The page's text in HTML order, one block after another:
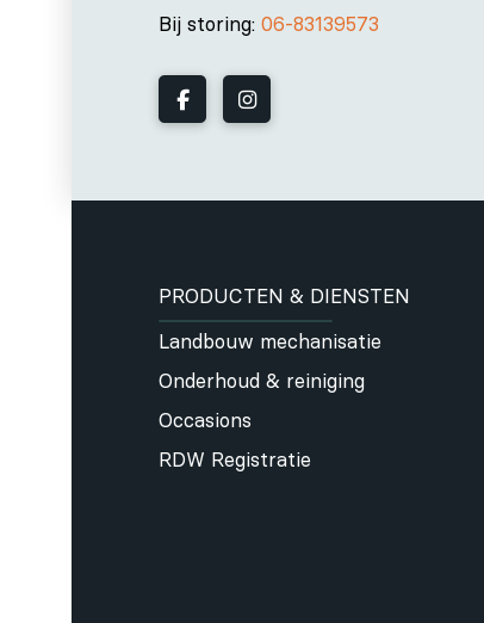
Bij storing:06-83139573
PRODUCTEN & DIENSTEN
Landbouw mechanisatie
Onderhoud & reiniging
Occasions
RDW Registratie